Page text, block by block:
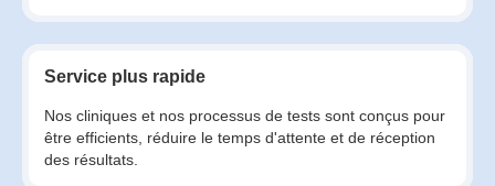
Service plus rapide
Nos cliniques et nos processus de tests sont conçus pour
être efficients, réduire le temps d'attente et de réception
des résultats.